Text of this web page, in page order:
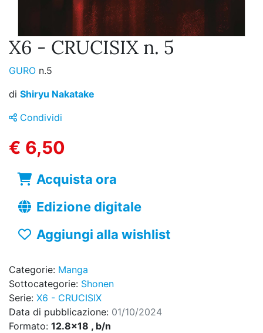
X6 - CRUCISIX n. 5
GURO n.5
di Shiryu Nakatake
Condividi
€ 6,50
Acquista ora
Edizione digitale
Aggiungi alla wishlist
Categorie: Manga
Sottocategorie: Shonen
Serie: X6 - CRUCISIX
Data di pubblicazione: 01/10/2024
Formato: 12.8x18 , b/n